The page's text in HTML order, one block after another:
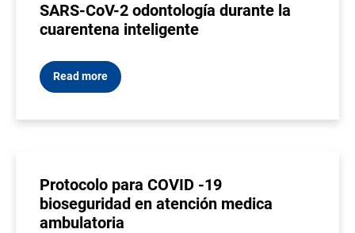
SARS-CoV-2 odontología durante la
cuarentena inteligente
Read more
Protocolo para COVID -19
bioseguridad en atención medica
ambulatoria